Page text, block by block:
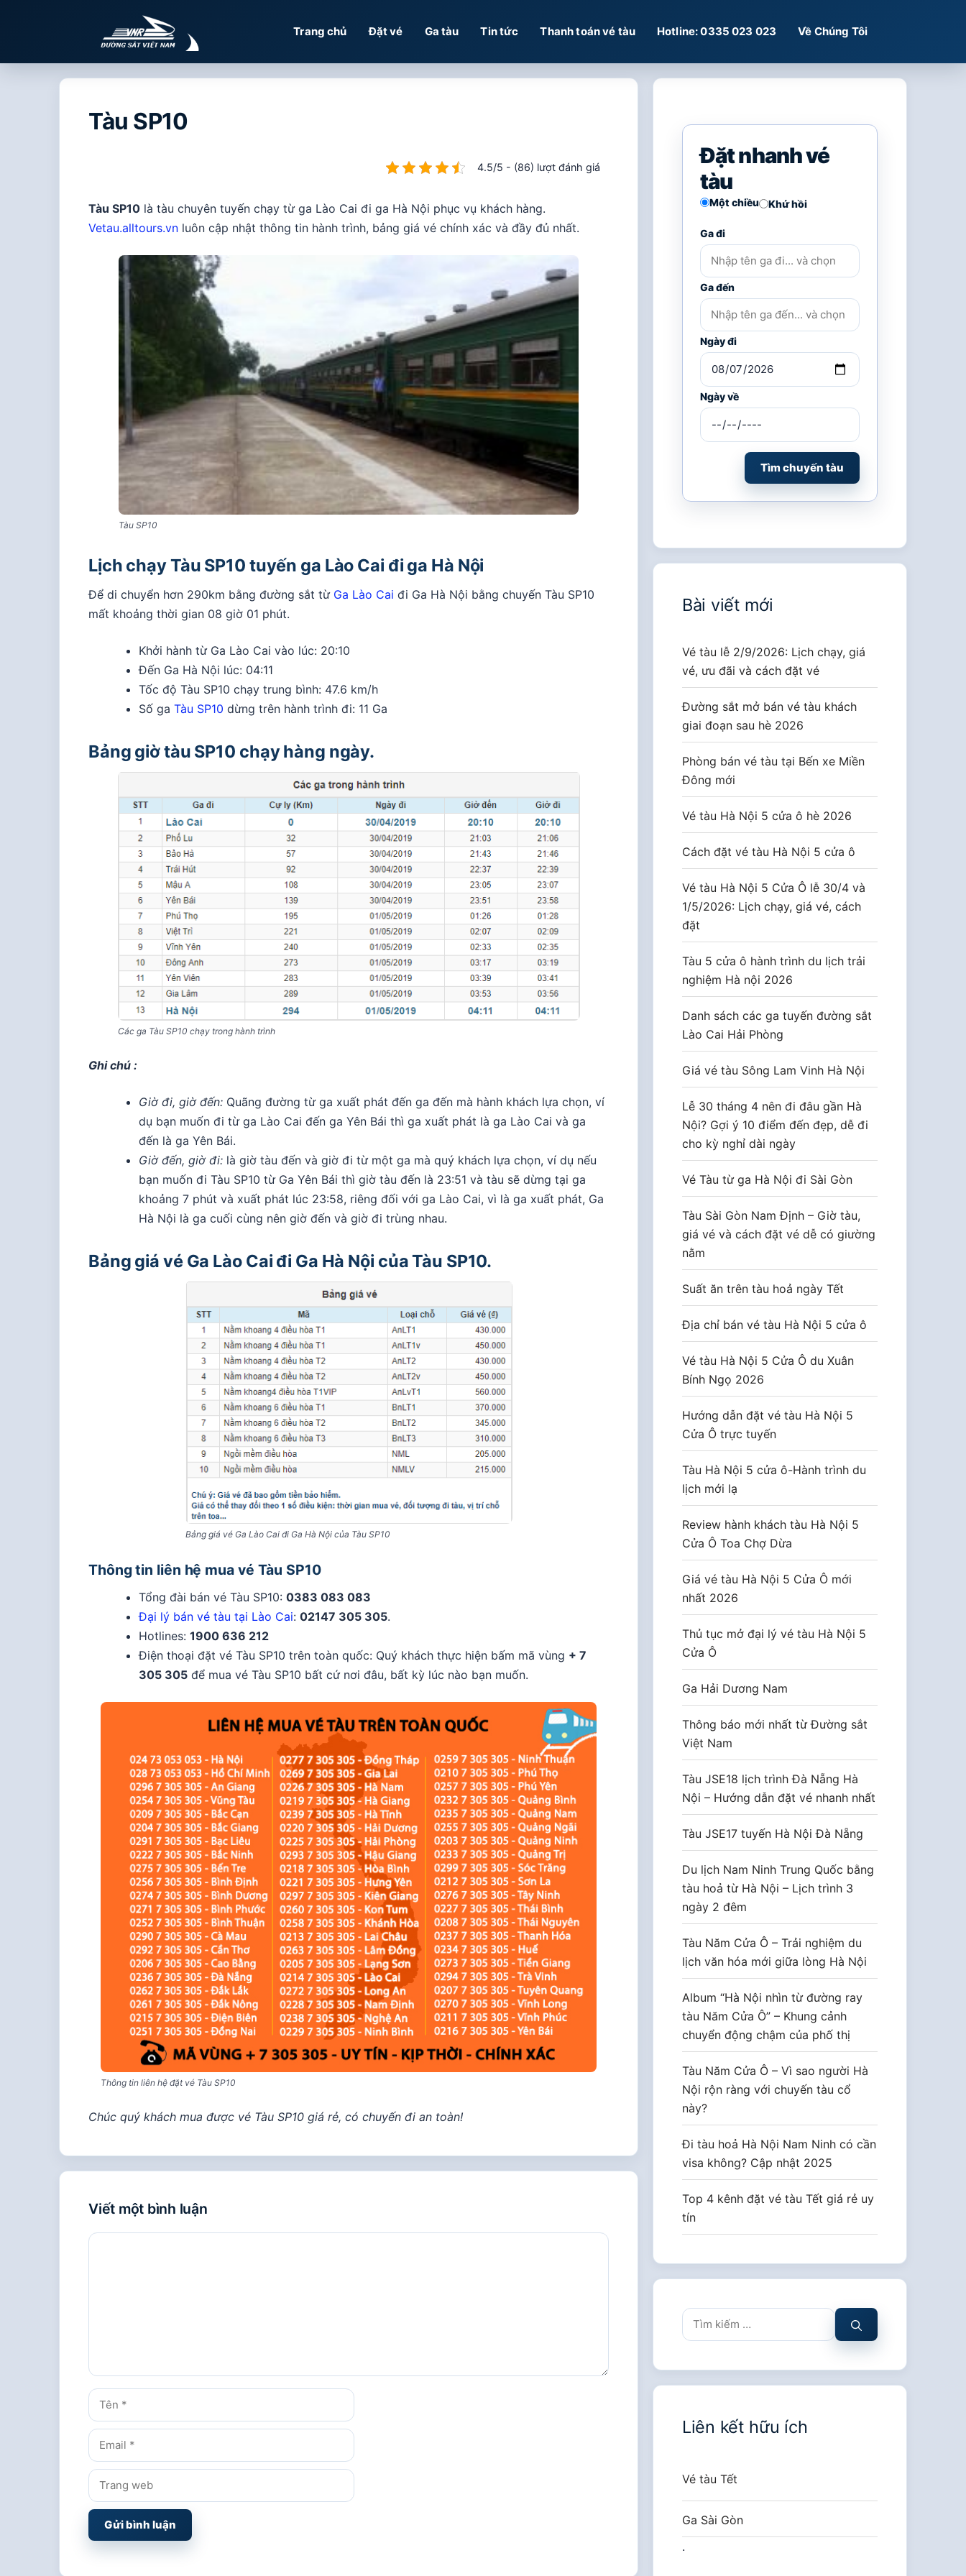
dung
Trang chủ Đặt vé Ga tàu Tin tức Thanh toán vé tàu Hotline: 0335 023 023 Về Chúng Tôi
Tàu SP10
4.5/5 - (86) lượt đánh giá
Tàu SP10 là tàu chuyên tuyến chạy từ ga Lào Cai đi ga Hà Nội phục vụ khách hàng.
Vetau.alltours.vn luôn cập nhật thông tin hành trình, bảng giá vé chính xác và đầy đủ nhất.
Tàu SP10
Lịch chạy Tàu SP10 tuyến ga Lào Cai đi ga Hà Nội
Để di chuyển hơn 290km bằng đường sắt từ Ga Lào Cai đi Ga Hà Nội bằng chuyến Tàu SP10
mất khoảng thời gian 08 giờ 01 phút.
Khởi hành từ Ga Lào Cai vào lúc: 20:10
Đến Ga Hà Nội lúc: 04:11
Tốc độ Tàu SP10 chạy trung bình: 47.6 km/h
Số ga Tàu SP10 dừng trên hành trình đi: 11 Ga
Bảng giờ tàu SP10 chạy hàng ngày.
Các ga Tàu SP10 chạy trong hành trình
Ghi chú :
Giờ đi, giờ đến:Quãng đường từ ga xuất phát đến ga đến mà hành khách lựa chọn, ví
dụ bạn muốn đi từ ga Lào Cai đến ga Yên Bái thì ga xuất phát là ga Lào Cai và ga
đến là ga Yên Bái.
Giờ đến, giờ đi:là giờ tàu đến và giờ đi từ một ga mà quý khách lựa chọn, ví dụ nếu
bạn muốn đi Tàu SP10 từ Ga Yên Bái thì giờ tàu đến là 23:51 và tàu sẽ dừng tại ga
khoảng 7 phút và xuất phát lúc 23:58, riêng đối với ga Lào Cai, vì là ga xuất phát, Ga
Hà Nội là ga cuối cùng nên giờ đến và giờ đi trùng nhau.
Bảng giá vé Ga Lào Cai đi Ga Hà Nội của Tàu SP10.
Bảng giá vé Ga Lào Cai đi Ga Hà Nội của Tàu SP10
Thông tin liên hệ mua vé Tàu SP10
Tổng đài bán vé Tàu SP10: 0383 083 083
Đại lý bán vé tàu tại Lào Cai: 02147 305 305.
Hotlines: 1900 636 212
Điện thoại đặt vé Tàu SP10 trên toàn quốc: Quý khách thực hiện bấm mã vùng + 7
305 305để mua vé Tàu SP10 bất cứ nơi đâu, bất kỳ lúc nào bạn muốn.
Thông tin liên hệ đặt vé Tàu SP10
Chúc quý khách mua được vé Tàu SP10 giá rẻ, có chuyến đi an toàn!
Viết một bình luận
Bình
Tên
Email
Trang
web
Đặt nhanh vé
tàu
Một chiều Khứ hồi
Ga đi
Ga đến
Ngày đi
Ngày về
Tìm chuyến tàu
Bài viết mới
Vé tàu lễ 2/9/2026: Lịch chạy, giá
vé, ưu đãi và cách đặt vé
Đường sắt mở bán vé tàu khách
giai đoạn sau hè 2026
Phòng bán vé tàu tại Bến xe Miền
Đông mới
Vé tàu Hà Nội 5 cửa ô hè 2026
Cách đặt vé tàu Hà Nội 5 cửa ô
Vé tàu Hà Nội 5 Cửa Ô lễ 30/4 và
1/5/2026: Lịch chạy, giá vé, cách
đặt
Tàu 5 cửa ô hành trình du lịch trải
nghiệm Hà nội 2026
Danh sách các ga tuyến đường sắt
Lào Cai Hải Phòng
Giá vé tàu Sông Lam Vinh Hà Nội
Lễ 30 tháng 4 nên đi đâu gần Hà
Nội? Gợi ý 10 điểm đến đẹp, dễ đi
cho kỳ nghỉ dài ngày
Vé Tàu từ ga Hà Nội đi Sài Gòn
Tàu Sài Gòn Nam Định – Giờ tàu,
giá vé và cách đặt vé dễ có giường
nằm
Suất ăn trên tàu hoả ngày Tết
Địa chỉ bán vé tàu Hà Nội 5 cửa ô
Vé tàu Hà Nội 5 Cửa Ô du Xuân
Bính Ngọ 2026
Hướng dẫn đặt vé tàu Hà Nội 5
Cửa Ô trực tuyến
Tàu Hà Nội 5 cửa ô-Hành trình du
lịch mới lạ
Review hành khách tàu Hà Nội 5
Cửa Ô Toa Chợ Dừa
Giá vé tàu Hà Nội 5 Cửa Ô mới
nhất 2026
Thủ tục mở đại lý vé tàu Hà Nội 5
Cửa Ô
Ga Hải Dương Nam
Thông báo mới nhất từ Đường sắt
Việt Nam
Tàu JSE18 lịch trình Đà Nẵng Hà
Nội – Hướng dẫn đặt vé nhanh nhất
Tàu JSE17 tuyến Hà Nội Đà Nẵng
Du lịch Nam Ninh Trung Quốc bằng
tàu hoả từ Hà Nội – Lịch trình 3
ngày 2 đêm
Tàu Năm Cửa Ô – Trải nghiệm du
lịch văn hóa mới giữa lòng Hà Nội
Album “Hà Nội nhìn từ đường ray
tàu Năm Cửa Ô” – Khung cảnh
chuyển động chậm của phố thị
Tàu Năm Cửa Ô – Vì sao người Hà
Nội rộn ràng với chuyến tàu cổ
này?
Đi tàu hoả Hà Nội Nam Ninh có cần
visa không? Cập nhật 2025
Top 4 kênh đặt vé tàu Tết giá rẻ uy
tín
Tìm
kiếm
Liên kết hữu ích
Vé tàu Tết
Ga Sài Gòn
.